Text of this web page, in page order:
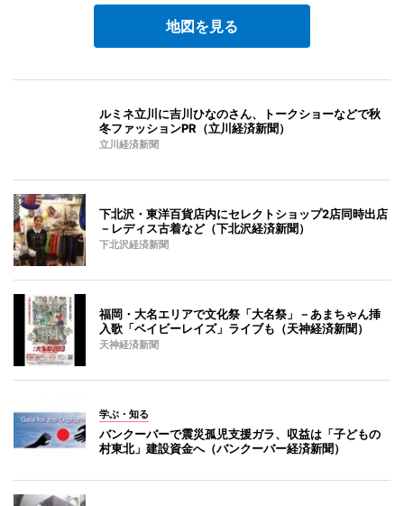
地図を見る
ルミネ立川に吉川ひなのさん、トークショーなどで秋
冬ファッションPR（立川経済新聞）
立川経済新聞
下北沢・東洋百貨店内にセレクトショップ2店同時出店
－レディス古着など（下北沢経済新聞）
下北沢経済新聞
福岡・大名エリアで文化祭「大名祭」－あまちゃん挿
入歌「ベイビーレイズ」ライブも（天神経済新聞）
天神経済新聞
学ぶ・知る
バンクーバーで震災孤児支援ガラ、収益は「子どもの
村東北」建設資金へ（バンクーバー経済新聞）